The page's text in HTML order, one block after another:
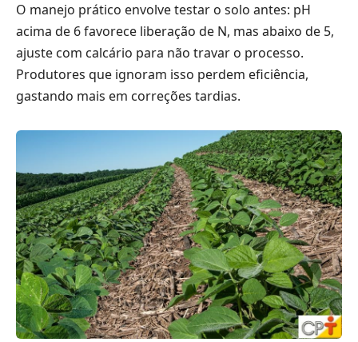
O manejo prático envolve testar o solo antes: pH
acima de 6 favorece liberação de N, mas abaixo de 5,
ajuste com calcário para não travar o processo.
Produtores que ignoram isso perdem eficiência,
gastando mais em correções tardias.